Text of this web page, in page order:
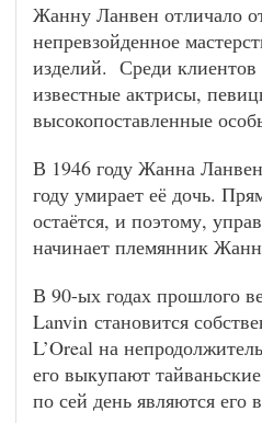
Жанну Ланвен отличало
непревзойденное
изделий. Среди
известные актрисы,
высокопоставленные
В 1946 году Жанна
году умирает её дочь.
остаётся, и поэтому,
начинает племянник
В 90-ых годах прошлого
Lanvin становится
L’Oreal на
его выкупают
по сей день являются его